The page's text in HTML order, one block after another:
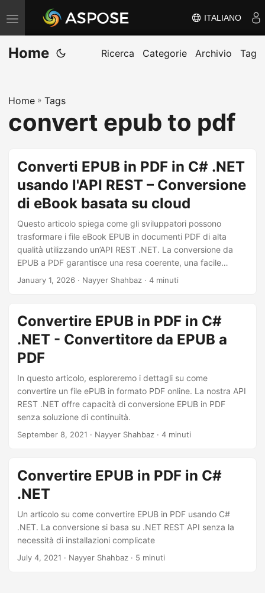
V
ä
x
n
a
n
g
ITALIANO
Home Ricerca Categorie Archivio Tag
Home » Tags
convert epub to pdf
Converti EPUB in PDF in C# .NET
usando l'API REST – Conversione
di eBook basata su cloud
Questo articolo spiega come gli sviluppatori possono
trasformare i file eBook EPUB in documenti PDF di alta
qualità utilizzando un’API REST .NET. La conversione da
EPUB a PDF garantisce una resa coerente, una facile
condivisione e la conservazione a lungo termine dei
January 1, 2026 · Nayyer Shahbaz · 4 minuti
Convertire EPUB in PDF in C#
.NET - Convertitore da EPUB a
PDF
In questo articolo, esploreremo i dettagli su come
convertire un file ePUB in formato PDF online. La nostra API
REST .NET offre capacità di conversione EPUB in PDF
senza soluzione di continuità.
September 8, 2021 · Nayyer Shahbaz · 4 minuti
Convertire EPUB in PDF in C#
.NET
Un articolo su come convertire EPUB in PDF usando C#
.NET. La conversione si basa su .NET REST API senza la
necessità di installazioni complicate
July 4, 2021 · Nayyer Shahbaz · 5 minuti